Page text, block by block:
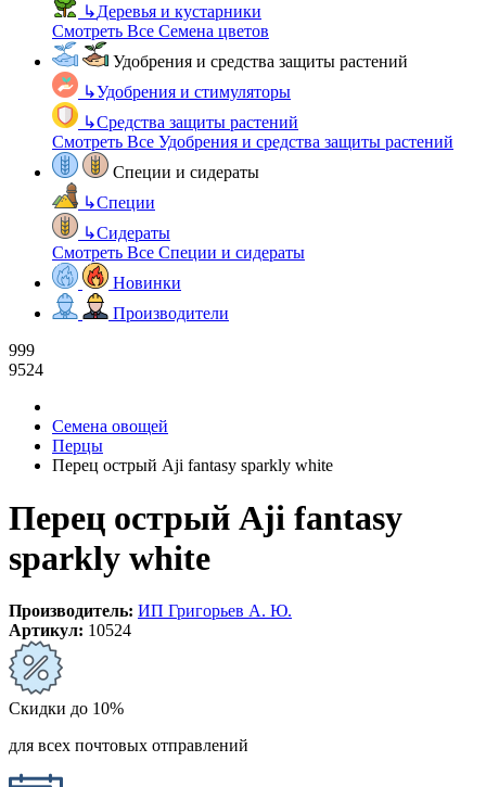
↳Деревья и кустарники
Смотреть Все Семена цветов
Удобрения и средства защиты растений
↳Удобрения и стимуляторы
↳Средства защиты растений
Смотреть Все Удобрения и средства защиты растений
Специи и сидераты
↳Специи
↳Сидераты
Смотреть Все Специи и сидераты
Новинки
Производители
999
9524
Семена овощей
Перцы
Перец острый Aji fantasy sparkly white
Перец острый Aji fantasy
sparkly white
Производитель: ИП Григорьев А. Ю.
Артикул: 10524
Скидки до 10%
для всех почтовых отправлений